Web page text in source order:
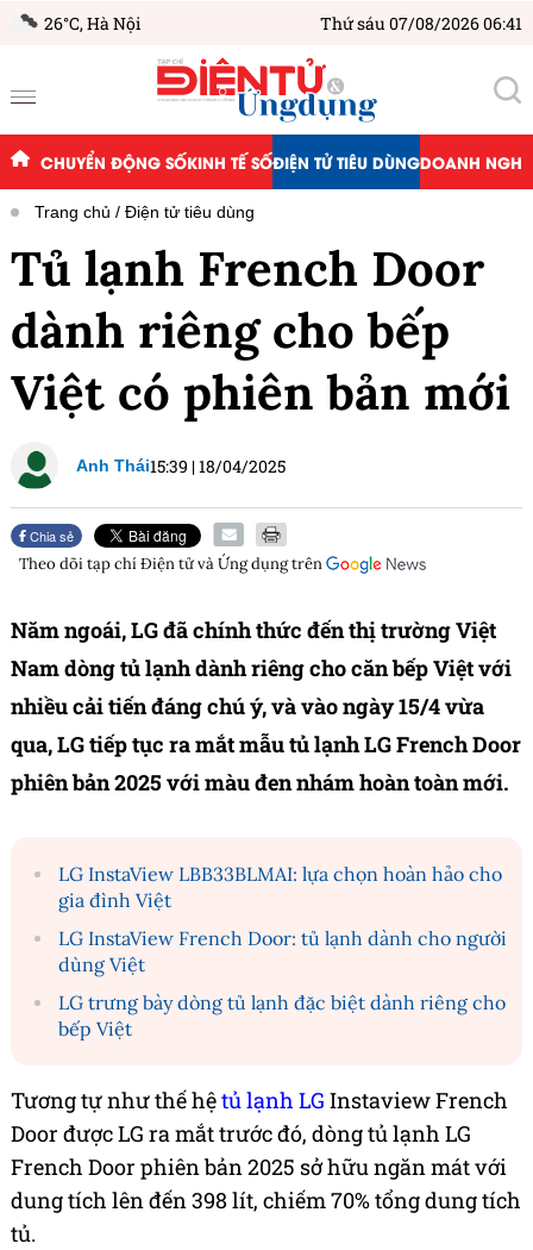
26°C,Hà Nội Thứ sáu 07/08/2026 06:41
CHUYỂN ĐỘNG SỐKINH TẾ SỐĐIỆN TỬ TIÊU DÙNGDOANH
Trang chủ Điện tử tiêu dùng
Tủ lạnh French Door
dành riêng cho bếp
Việt có phiên bản mới
Anh Thái15:39 |18/04/2025
Chia sẻ
Theo dõi tạp chíĐiện tử và Ứng dụngtrên
Năm ngoái, LG đã chính thức đến thị trường Việt
Nam dòng tủ lạnh dành riêng cho căn bếp Việt với
nhiều cải tiến đáng chú ý, và vào ngày 15/4 vừa
qua, LG tiếp tục ra mắt mẫu tủ lạnh LG French Door
phiên bản 2025 với màu đen nhám hoàn toàn mới.
LG InstaView LBB33BLMAI: lựa chọn hoàn hảo cho
gia đình Việt
LG InstaView French Door: tủ lạnh dành cho người
dùng Việt
LG trưng bày dòng tủ lạnh đặc biệt dành riêng cho
bếp Việt
Tương tự như thế hệtủ lạnh LG Instaview French
Door được LG ra mắt trước đó, dòng tủ lạnh LG
French Door phiên bản 2025 sở hữu ngăn mát với
dung tích lên đến 398 lít, chiếm 70% tổng dung tích
tủ.